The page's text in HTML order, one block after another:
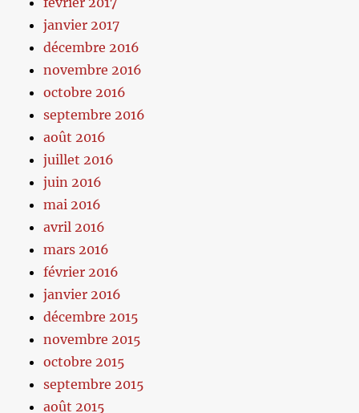
janvier 2017
décembre 2016
novembre 2016
octobre 2016
septembre 2016
août 2016
juillet 2016
juin 2016
mai 2016
avril 2016
mars 2016
février 2016
janvier 2016
décembre 2015
novembre 2015
octobre 2015
septembre 2015
août 2015